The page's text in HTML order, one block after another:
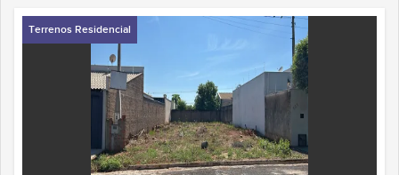
Terrenos Residencial